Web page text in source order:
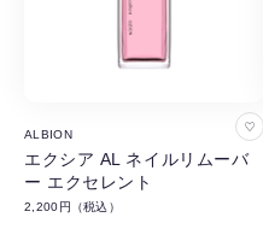
お
気
ALBION
エクシア AL ネイルリムーバ
ー エクセレント
2,200円（税込）